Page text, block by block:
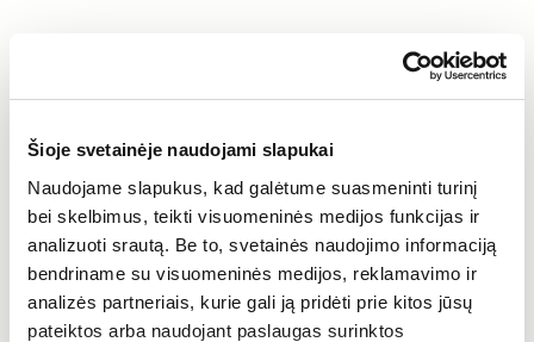
Šioje svetainėje naudojami slapukai
Naudojame slapukus, kad galėtume suasmeninti turinį
bei skelbimus, teikti visuomeninės medijos funkcijas ir
analizuoti srautą. Be to, svetainės naudojimo informaciją
bendriname su visuomeninės medijos, reklamavimo ir
analizės partneriais, kurie gali ją pridėti prie kitos jūsų
pateiktos arba naudojant paslaugas surinktos
F-dujų pažymėjimas
Rūpinamės savo darbuotojais, todėl suteikiame:
atvirą, skatinančią tobulėti darbo aplinką
palaikančią komandą
galimybę plėsti ir auginti kompetencijas